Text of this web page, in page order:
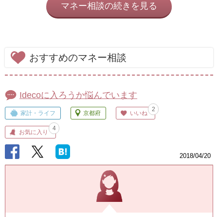
マネー相談の続きを見る
おすすめのマネー相談
Idecoに入ろうか悩んでいます
家計・ライフ 京都府 いいね
2
お気に入り
4
2018/04/20